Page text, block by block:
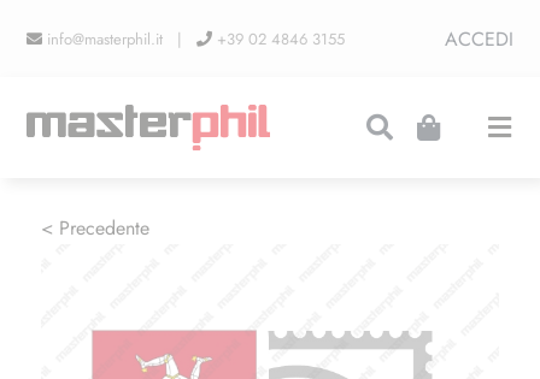
info@masterphil.it | +39 02 4846 3155 ACCEDI
< Precedente